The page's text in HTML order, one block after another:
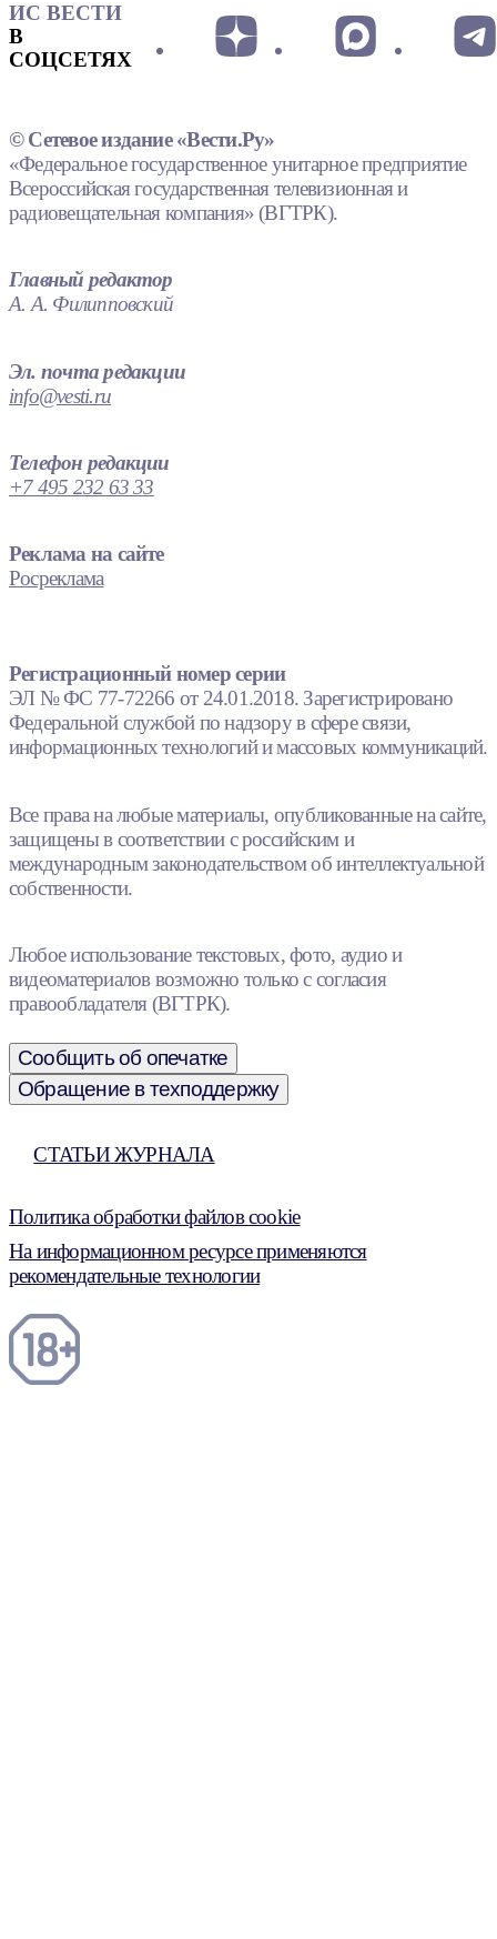
ИС ВЕСТИ
В
СОЦСЕТЯХ
© Сетевое издание «Вести.Ру»
«Федеральное государственное унитарное предприятие
Всероссийская государственная телевизионная и
радиовещательная компания» (ВГТРК).
Главный редактор
А. А. Филипповский
Эл. почта редакции
info@vesti.ru
Телефон редакции
+7 495 232 63 33
Реклама на сайте
Росреклама
Регистрационный номер серии
ЭЛ № ФС 77-72266 от 24.01.2018. Зарегистрировано
Федеральной службой по надзору в сфере связи,
информационных технологий и массовых коммуникаций.
Все права на любые материалы, опубликованные на сайте,
защищены в соответствии с российским и
международным законодательством об интеллектуальной
собственности.
Любое использование текстовых, фото, аудио и
видеоматериалов возможно только с согласия
правообладателя (ВГТРК).
Сообщить об опечатке
Обращение в техподдержку
СТАТЬИ ЖУРНАЛА
Политика обработки файлов cookie
На информационном ресурсе применяются
рекомендательные технологии